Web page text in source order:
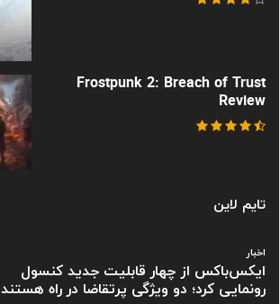
Frostpunk 2: Breach of Trust
Review
تایم لاین
اخبار
ایکس‌باکس از چهار قابلیت جدید کنسول
رونمایی کرد؛ دو ویژگی پرتقاضا در راه هستند